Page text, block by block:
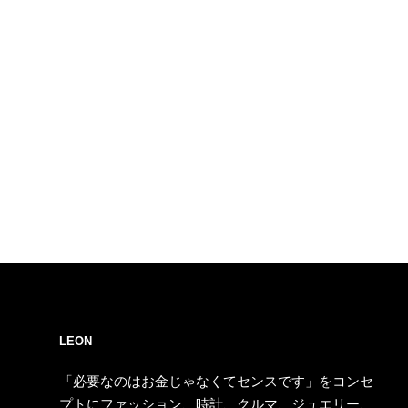
LEON
「必要なのはお金じゃなくてセンスです」をコンセ
プトにファッション、時計、クルマ、ジュエリー、